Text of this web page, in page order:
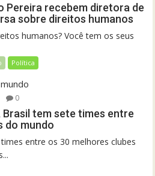
Pereira recebem diretora de
sobre direitos humanos
humanos? Você tem os seus
Política
0
Brasil tem sete times entre
do mundo
entre os 30 melhores clubes